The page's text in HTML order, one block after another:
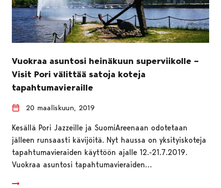
Vuokraa asuntosi heinäkuun superviikolle –
Visit Pori välittää satoja koteja
tapahtumavieraille
20 maaliskuun, 2019
Kesällä Pori Jazzeille ja SuomiAreenaan odotetaan
jälleen runsaasti kävijöitä. Nyt haussa on yksityiskoteja
tapahtumavieraiden käyttöön ajalle 12.-21.7.2019.
Vuokraa asuntosi tapahtumavieraiden…